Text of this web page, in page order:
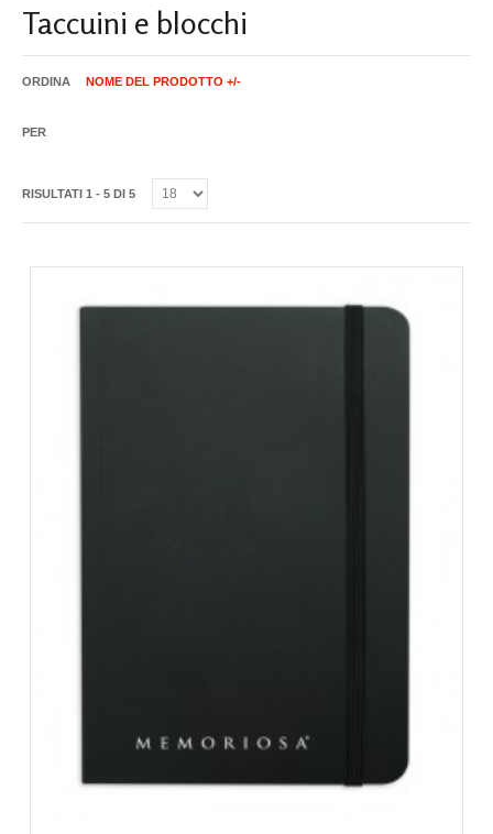
Taccuini e blocchi
ORDINA
PER
NOME DEL PRODOTTO +/-
RISULTATI 1 - 5 DI 5